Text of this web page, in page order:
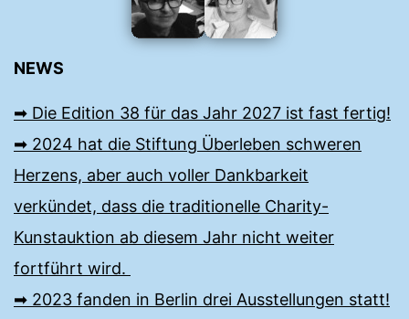
NEWS
➡︎ Die Edition 38 für das Jahr 2027 ist fast fertig!
➡︎ 2024 hat die Stiftung Überleben schweren
Herzens, aber auch voller Dankbarkeit
verkündet, dass die traditionelle Charity-
Kunstauktion ab diesem Jahr nicht weiter
fortführt wird.
➡︎ 2023 fanden in Berlin drei Ausstellungen statt!